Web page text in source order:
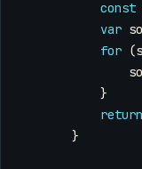
const
var
for (
}
return
}